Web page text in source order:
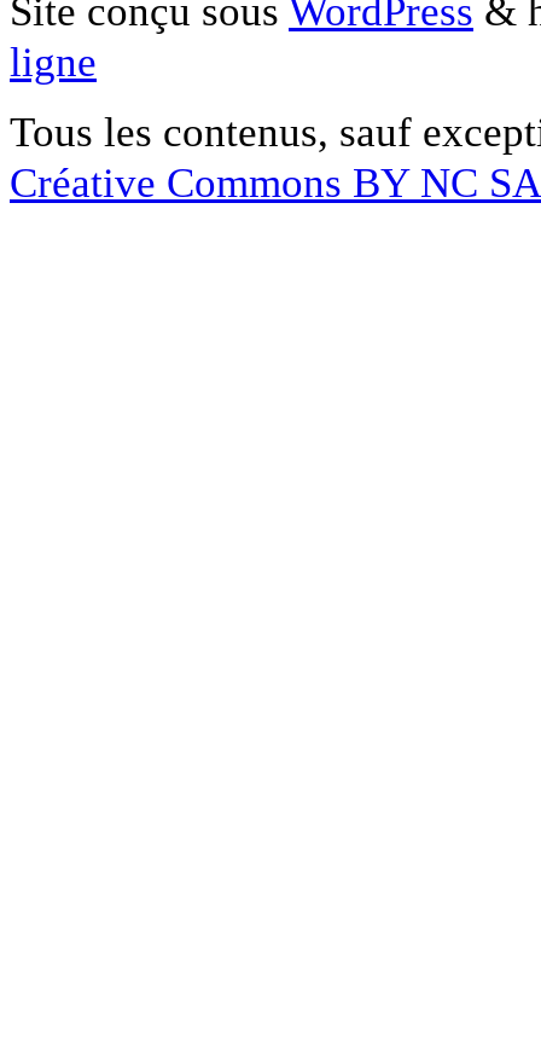
Site conçu sous WordPress &
ligne
Tous les contenus, sauf
Créative Commons BY NC SA